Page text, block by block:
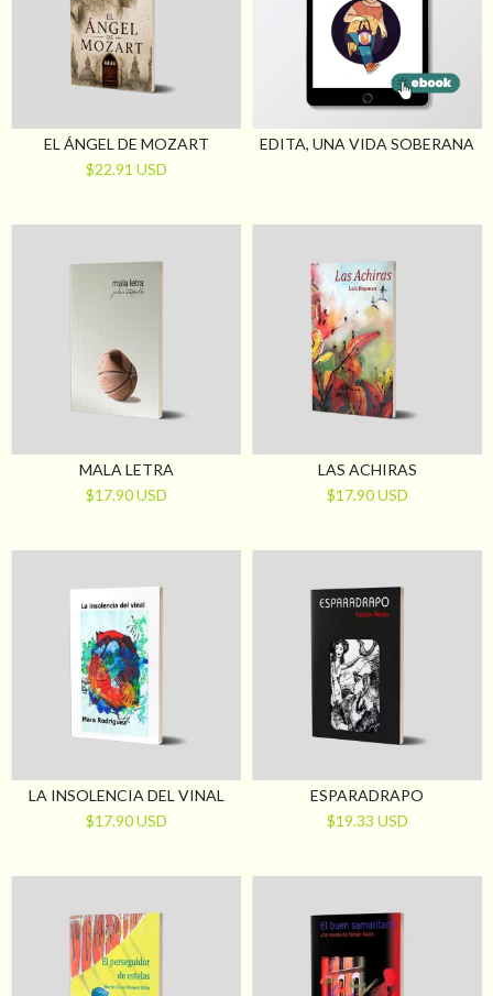
EL ÁNGEL DE MOZART
$22.91 USD
EDITA, UNA VIDA SOBERANA
MALA LETRA
$17.90 USD
LAS ACHIRAS
$17.90 USD
LA INSOLENCIA DEL VINAL
$17.90 USD
ESPARADRAPO
$19.33 USD